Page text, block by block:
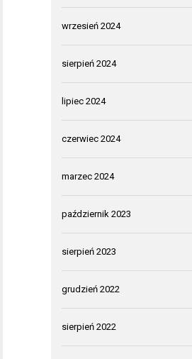
wrzesień 2024
sierpień 2024
lipiec 2024
czerwiec 2024
marzec 2024
październik 2023
sierpień 2023
grudzień 2022
sierpień 2022